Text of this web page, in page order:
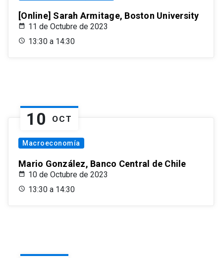
[Online] Sarah Armitage, Boston University
11 de Octubre de 2023
13:30 a 14:30
10 OCT
Macroeconomía
Mario González, Banco Central de Chile
10 de Octubre de 2023
13:30 a 14:30